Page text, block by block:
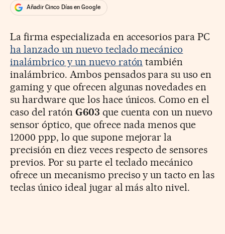
Añadir Cinco Días en Google
La firma especializada en accesorios para PC
ha lanzado un nuevo teclado mecánico
inalámbrico y un nuevo ratón también
inalámbrico. Ambos pensados para su uso en
gaming y que ofrecen algunas novedades en
su hardware que los hace únicos. Como en el
caso del ratón G603 que cuenta con un nuevo
sensor óptico, que ofrece nada menos que
12000 ppp, lo que supone mejorar la
precisión en diez veces respecto de sensores
previos. Por su parte el teclado mecánico
ofrece un mecanismo preciso y un tacto en las
teclas único ideal jugar al más alto nivel.